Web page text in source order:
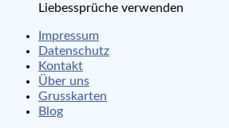
Liebessprüche verwenden
Impressum
Datenschutz
Kontakt
Über uns
Grusskarten
Blog